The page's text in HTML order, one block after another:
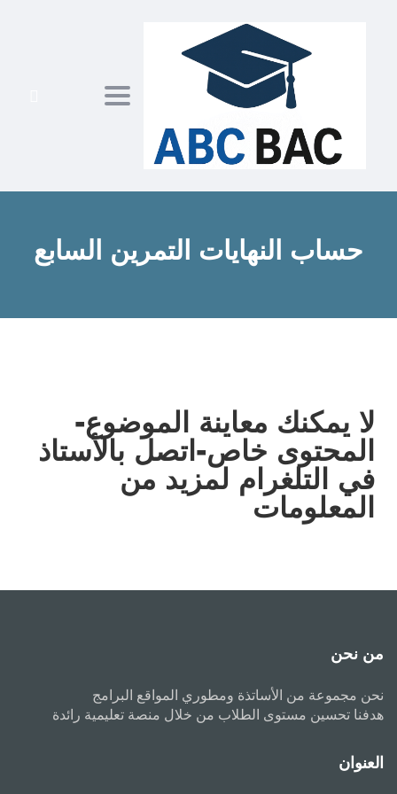
navigation
حساب النهايات التمرين السابع
لا يمكنك معاينة الموضوع-
المحتوى خاص-اتصل بالأستاذ
في التلغرام لمزيد من
المعلومات
من نحن
نحن مجموعة من الأساتذة ومطوري المواقع البرامج
هدفنا تحسين مستوى الطلاب من خلال منصة تعليمية رائدة
العنوان